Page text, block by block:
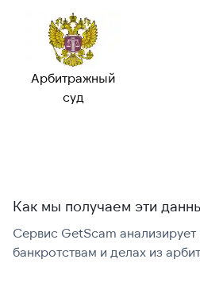
Арбитражный
суд
Как мы получаем эти
Сервис GetScam
банкротствам и делах из